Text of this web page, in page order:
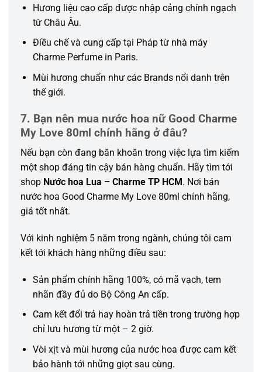
Hương liệu cao cấp được nhập cảng chính ngạch
từ Châu Âu.
Điều chế và cung cấp tại Pháp từ nhà máy
Charme Perfume in Paris.
Mùi hương chuẩn như các Brands nổi danh trên
thế giới.
7. Bạn nên mua nước hoa nữ Good Charme
My Love 80ml chính hãng ở đâu?
Nếu bạn còn đang băn khoăn trong việc lựa tìm kiếm
một shop đáng tin cậy bán hàng chuẩn. Hãy tìm tới
shop Nước hoa Lua – Charme TP HCM . Nơi bán
nước hoa Good Charme My Love 80ml chính hãng,
giá tốt nhất.
Với kinh nghiệm 5 năm trong ngành, chúng tôi cam
kết tới khách hàng những điều sau:
Sản phẩm chính hãng 100%, có mã vạch, tem
nhãn đầy đủ do Bộ Công An cấp.
Cam kết đổi trả hay hoàn trả tiền trong trường hợp
chỉ lưu hương từ một – 2 giờ.
Vòi xịt và mùi hương của nước hoa được cam kết
bảo hành tới những giọt sau cùng.